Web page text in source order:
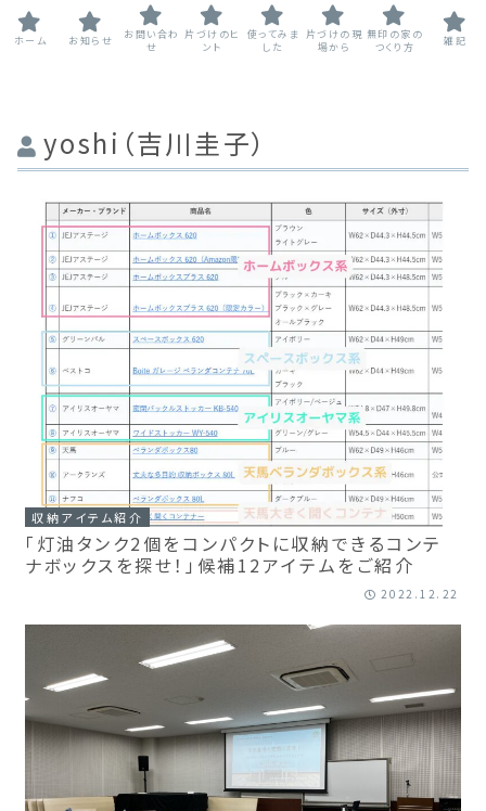
yoshi（吉川圭子）
収納アイテム紹介
「灯油タンク2個をコンパクトに収納できるコンテ
ナボックスを探せ！」候補12アイテムをご紹介
2022.12.22
ホーム お知らせ
お問い合わ
せ
片づけのヒ
ント
使ってみま
した
片づけの現
場から
無印の家の
つくり方
雑記